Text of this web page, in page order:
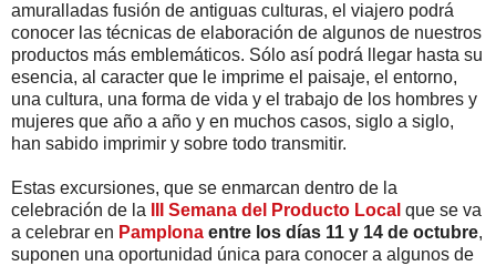
amuralladas fusión de antiguas culturas, el viajero podrá
conocer las técnicas de elaboración de algunos de nuestros
productos más emblemáticos. Sólo así podrá llegar hasta su
esencia, al caracter que le imprime el paisaje, el entorno,
una cultura, una forma de vida y el trabajo de los hombres y
mujeres que año a año y en muchos casos, siglo a siglo,
han sabido imprimir y sobre todo transmitir.
Estas excursiones, que se enmarcan dentro de la
celebración de la
III Semana del Producto Local que se va
a celebrar en Pamplona entre los días 11 y 14 de octubre,
suponen una oportunidad única para conocer a algunos de